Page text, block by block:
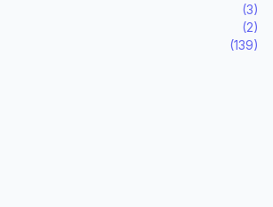
(3)
(2)
(139)